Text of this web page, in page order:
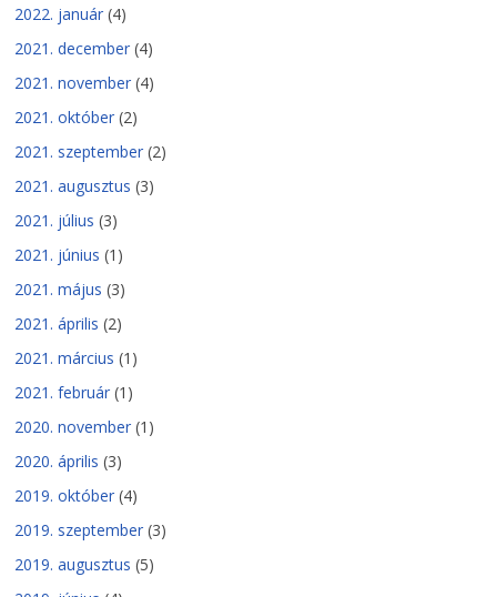
2022. január (4)
2021. december (4)
2021. november (4)
2021. október (2)
2021. szeptember (2)
2021. augusztus (3)
2021. július (3)
2021. június (1)
2021. május (3)
2021. április (2)
2021. március (1)
2021. február (1)
2020. november (1)
2020. április (3)
2019. október (4)
2019. szeptember (3)
2019. augusztus (5)